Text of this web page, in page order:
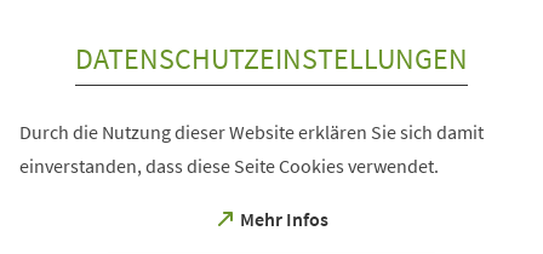
DATENSCHUTZEINSTELLUNGEN
Durch die Nutzung dieser Website erklären Sie sich damit
einverstanden, dass diese Seite Cookies verwendet.
Mehr Infos
(Öffnet